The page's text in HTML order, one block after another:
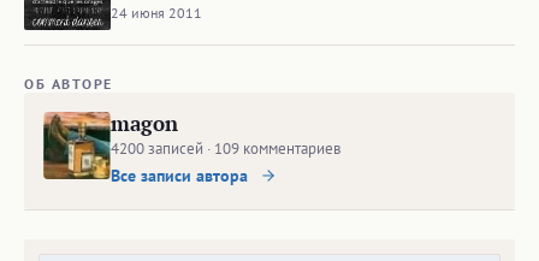
24 июня 2011
ОБ АВТОРЕ
magon
4200 записей · 109 комментариев
Все записи автора